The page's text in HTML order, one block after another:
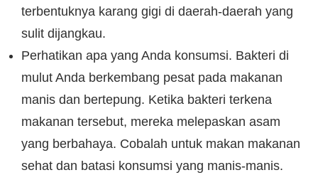
terbentuknya karang gigi di daerah-daerah yang
sulit dijangkau.
Perhatikan apa yang Anda konsumsi. Bakteri di
mulut Anda berkembang pesat pada makanan
manis dan bertepung. Ketika bakteri terkena
makanan tersebut, mereka melepaskan asam
yang berbahaya. Cobalah untuk makan makanan
sehat dan batasi konsumsi yang manis-manis.